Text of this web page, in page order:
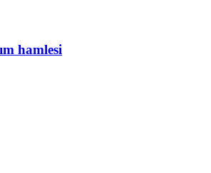
hamlesi